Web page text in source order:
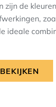
zijn de
ideale